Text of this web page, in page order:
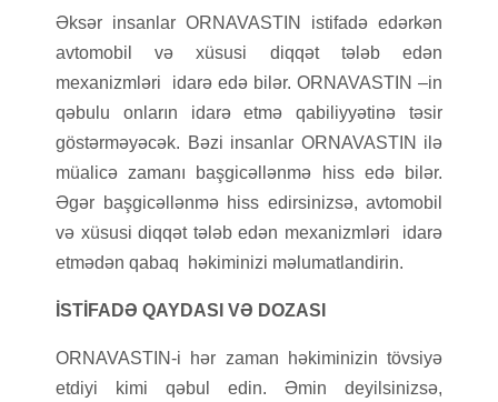
Əksər insanlar ORNAVASTIN istifadə edərkən
avtomobil və xüsusi diqqət tələb edən
mexanizmləri idarə edə bilər. ORNAVASTIN –in
qəbulu onların idarə etmə qabiliyyətinə təsir
göstərməyəcək. Bəzi insanlar ORNAVASTIN ilə
müalicə zamanı başgicəllənmə hiss edə bilər.
Əgər başgicəllənmə hiss edirsinizsə, avtomobil
və xüsusi diqqət tələb edən mexanizmləri idarə
etmədən qabaq həkiminizi məlumatlandirin.
İSTİFADƏ QAYDASI VƏ DOZASI
ORNAVASTIN-i hər zaman həkiminizin tövsiyə
etdiyi kimi qəbul edin. Əmin deyilsinizsə,